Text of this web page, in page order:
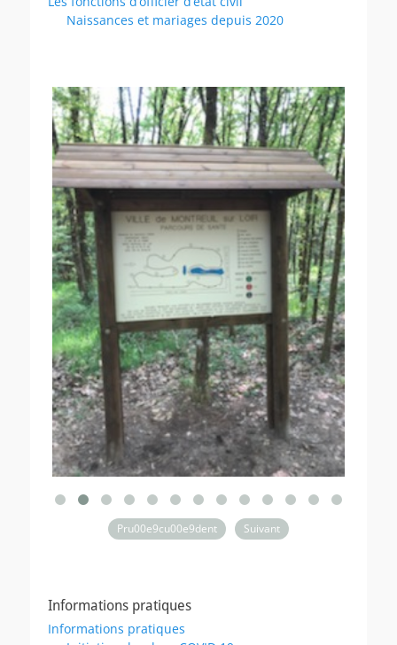
Naissances et mariages depuis 2020
Pru00e9cu00e9dent Suivant
Informations pratiques
Informations pratiques